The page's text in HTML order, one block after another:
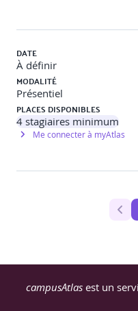
DATE
À définir
MODALITÉ
Présentiel
PLACES DISPONIBLES
4 stagiaires minimum
Me connecter à myAtlas
campusAtlas est un